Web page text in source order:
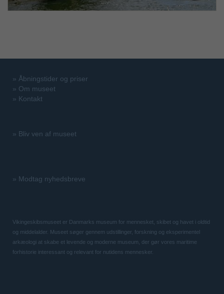
» Åbningstider og priser
» Om museet
» Kontakt
» Bliv ven af museet
» Modtag nyhedsbreve
Vikingeskibsmuseet er Danmarks museum for mennesket, skibet og havet i oldtid
og middelalder. Museet søger gennem udstillinger, forskning og eksperimentel
arkæologi at skabe et levende og moderne museum, der gør vores maritime
forhistorie interessant og relevant for nutidens mennesker.